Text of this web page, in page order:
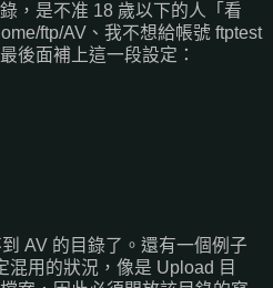
，是不准 18 歲以下的人「看
ftp/AV、我不想給帳號 ftptest
後面補上這一段設定：
AV 的目錄了。還有一個例子
混用的狀況，像是 Upload 目